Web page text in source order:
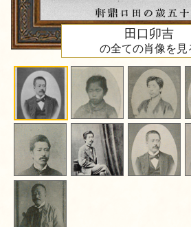
田口卯吉
の全ての肖像を見